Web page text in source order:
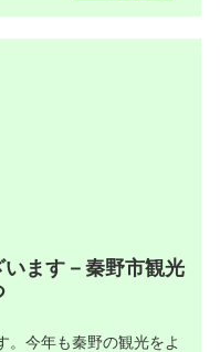
ます－秦野市観光
。今年も秦野の観光をよ